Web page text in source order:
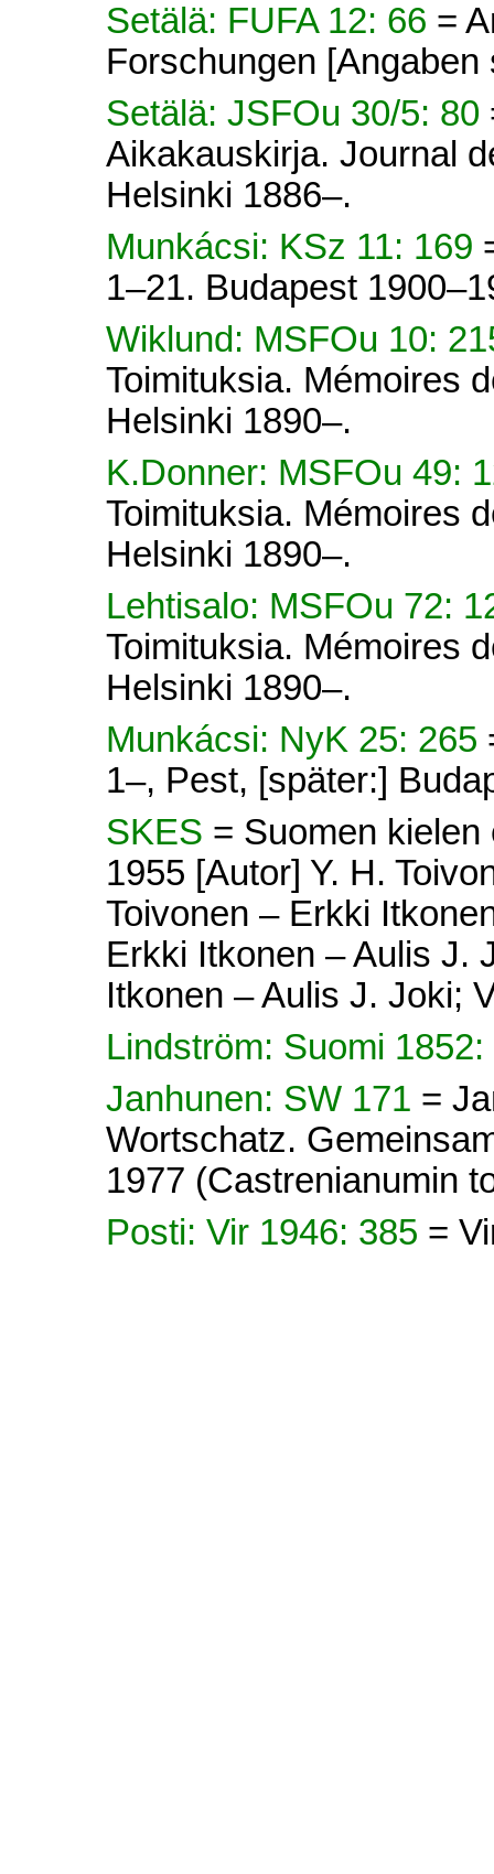
Setälä: FUFA 12: 66 =
Forschungen [Angaben
Setälä: JSFOu 30/5: 80
Aikakauskirja. Journal
Helsinki 1886–.
Munkácsi: KSz 11: 169
1–21. Budapest
Wiklund: MSFOu 10:
Toimituksia. Mémoires
Helsinki 1890–.
K.Donner: MSFOu 49:
Toimituksia. Mémoires
Helsinki 1890–.
Lehtisalo: MSFOu 72:
Toimituksia. Mémoires
Helsinki 1890–.
Munkácsi: NyK 25: 265
1–, Pest, [später:]
SKES = Suomen
1955 [Autor] Y. H.
Toivonen – Erkki
Erkki Itkonen – Aulis J.
Itkonen – Aulis J. Joki;
Lindström: Suomi 1852:
Janhunen: SW 171 =
Wortschatz.
1977 (Castrenianumin
Posti: Vir 1946: 385 =